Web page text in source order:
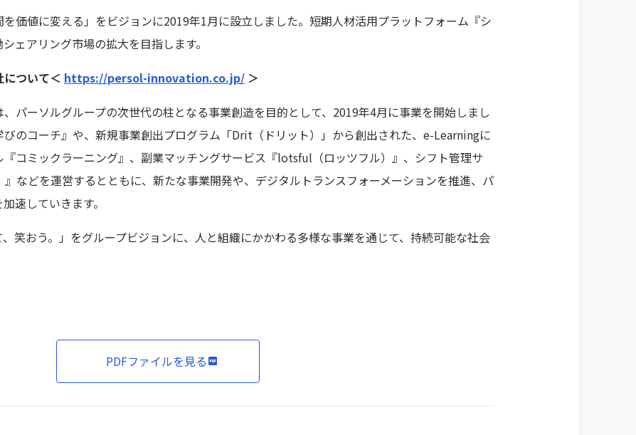
価値に変える」をビジョンに2019年1月に設立しました。短期人材活用プラットフォーム『シ
ェアリング市場の拡大を目指します。
ついて＜ https://persol-innovation.co.jp/ ＞
パーソルグループの次世代の柱となる事業創造を目的として、2019年4月に事業を開始しまし
のコーチ』や、新規事業創出プログラム「Drit（ドリット）」から創出された、e-Learningに
コミックラーニング』、副業マッチングサービス『lotsful（ロッツフル）』、シフト管理サ
などを運営するとともに、新たな事業開発や、デジタルトランスフォーメーションを推進、パ
速していきます。
笑おう。」をグループビジョンに、人と組織にかかわる多様な事業を通じて、持続可能な社会
PDFファイルを見る